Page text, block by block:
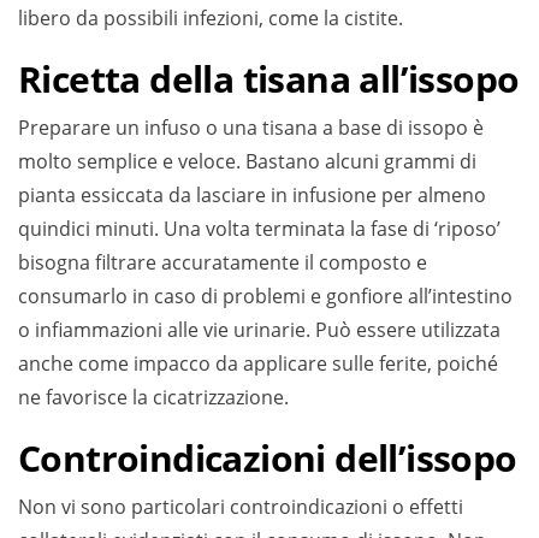
libero da possibili infezioni, come la cistite.
Ricetta della tisana all’issopo
Preparare un infuso o una tisana a base di issopo è
molto semplice e veloce. Bastano alcuni grammi di
pianta essiccata da lasciare in infusione per almeno
quindici minuti. Una volta terminata la fase di ‘riposo’
bisogna filtrare accuratamente il composto e
consumarlo in caso di problemi e gonfiore all’intestino
o infiammazioni alle vie urinarie. Può essere utilizzata
anche come impacco da applicare sulle ferite, poiché
ne favorisce la cicatrizzazione.
Controindicazioni dell’issopo
Non vi sono particolari controindicazioni o effetti